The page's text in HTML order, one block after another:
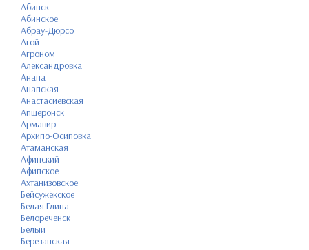
Абинск
Абинское
Абрау-Дюрсо
Агой
Агроном
Александровка
Анапа
Анапская
Анастасиевская
Апшеронск
Армавир
Архипо-Осиповка
Атаманская
Афипский
Афипское
Ахтанизовское
Бейсужёкское
Белая Глина
Белореченск
Белый
Березанская